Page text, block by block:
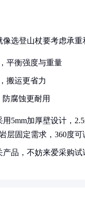
选登山杖要考虑承重
平衡强度与重量
搬运更省力
腐蚀更耐用
5mm加厚壁设计，
层固定需求，360度可
品，不妨来爱采购